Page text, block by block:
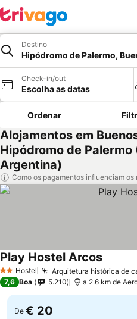
Destino
Hipódromo de Palermo,
Check-in/out
Escolha as datas
Ordenar
Alojamentos em
Hipódromo de Palermo
Argentina)
Como os pagamentos influenciam os
2 Estrelas
Hostel Arquitetura histórica de
Play Hostel Arcos
7,6 Boa 5.210 a 2.6 km de
De € 20